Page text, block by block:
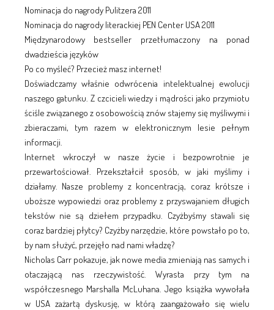
Nominacja do nagrody Pulitzera 2011
Nominacja do nagrody literackiej PEN Center USA 2011
Międzynarodowy bestseller przetłumaczony na ponad
dwadzieścia języków
Po co myśleć? Przecież masz internet!
Doświadczamy właśnie odwrócenia intelektualnej ewolucji
naszego gatunku. Z czcicieli wiedzy i mądrości jako przymiotu
ściśle związanego z osobowością znów stajemy się myśliwymi i
zbieraczami, tym razem w elektronicznym lesie pełnym
informacji.
Internet wkroczył w nasze życie i bezpowrotnie je
przewartościował. Przekształcił sposób, w jaki myślimy i
działamy. Nasze problemy z koncentracją, coraz krótsze i
uboższe wypowiedzi oraz problemy z przyswajaniem długich
tekstów nie są dziełem przypadku. Czyżbyśmy stawali się
coraz bardziej płytcy? Czyżby narzędzie, które powstało po to,
by nam służyć, przejęło nad nami władzę?
Nicholas Carr pokazuje, jak nowe media zmieniają nas samych i
otaczającą nas rzeczywistość. Wyrasta przy tym na
współczesnego Marshalla McLuhana. Jego książka wywołała
w USA zażartą dyskusję, w którą zaangażowało się wielu